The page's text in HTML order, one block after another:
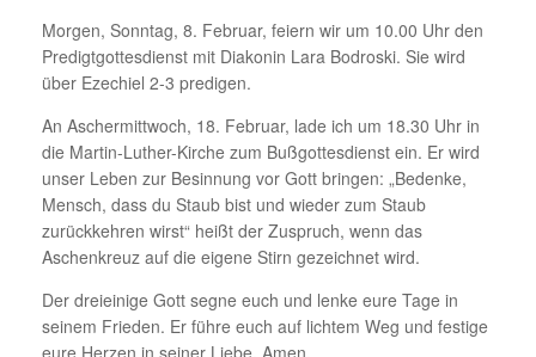
Morgen, Sonntag, 8. Februar, feiern wir um 10.00 Uhr den
Predigtgottesdienst mit Diakonin Lara Bodroski. Sie wird
über Ezechiel 2-3 predigen.
An Aschermittwoch, 18. Februar, lade ich um 18.30 Uhr in
die Martin-Luther-Kirche zum Bußgottesdienst ein. Er wird
unser Leben zur Besinnung vor Gott bringen: „Bedenke,
Mensch, dass du Staub bist und wieder zum Staub
zurückkehren wirst“ heißt der Zuspruch, wenn das
Aschenkreuz auf die eigene Stirn gezeichnet wird.
Der dreieinige Gott segne euch und lenke eure Tage in
seinem Frieden. Er führe euch auf lichtem Weg und festige
eure Herzen in seiner Liebe. Amen.